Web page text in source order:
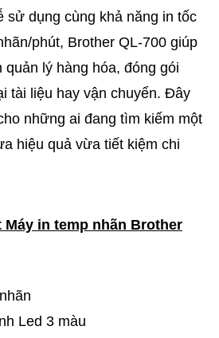
sử dụng cùng khả năng in tốc
phút, Brother QL-700 giúp
lý hàng hóa, đóng gói
tài liệu hay vận chuyển. Đây
những ai đang tìm kiếm một
hiệu quả vừa tiết kiệm chi
in temp nhãn Brother
Led 3 màu